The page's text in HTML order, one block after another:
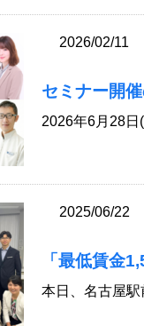
2026/02/11
セミナー開
2026年6月28日
2025/06/22
「最低賃金
本日、名古屋